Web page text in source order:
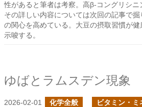
性があると筆者は考察。高β-コングリシニ
その詳しい内容については次回の記事で
の関心を高めている。大豆の摂取習慣が
示唆する。
ゆばとラムスデン現象
2026-02-01 化学全般 ビタミン・ミ